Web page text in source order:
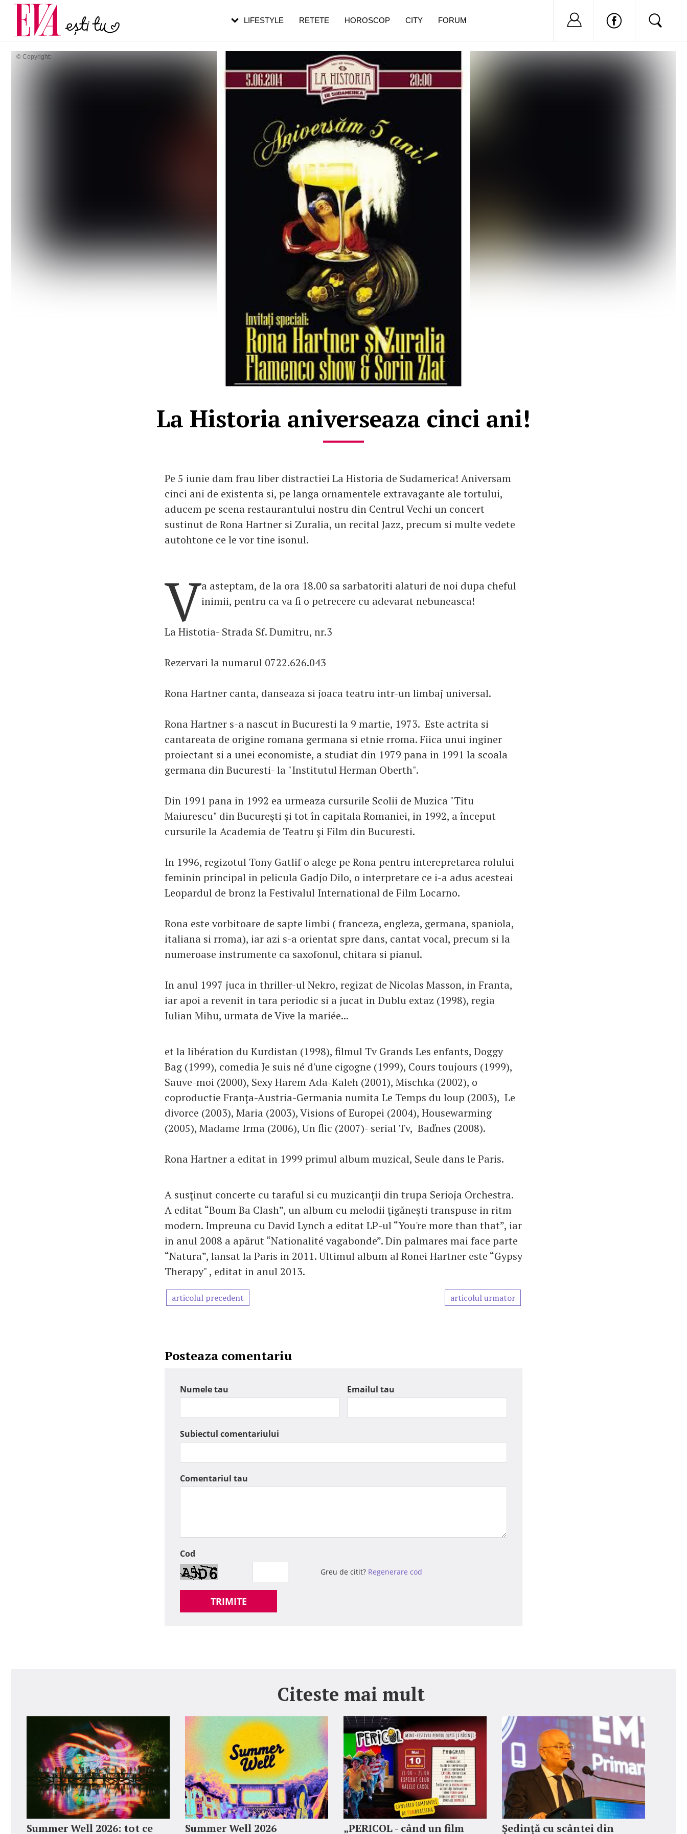
© Copyright:
La Historia aniverseaza cinci ani!
Pe 5 iunie dam frau liber distractiei La Historia de Sudamerica! Aniversam
cinci ani de existenta si, pe langa ornamentele extravagante ale tortului,
aducem pe scena restaurantului nostru din Centrul Vechi un concert
sustinut de Rona Hartner si Zuralia, un recital Jazz, precum si multe vedete
autohtone ce le vor tine isonul.
Va asteptam, de la ora 18.00 sa sarbatoriti alaturi de noi dupa cheful
inimii, pentru ca va fi o petrecere cu adevarat nebuneasca!
La Histotia- Strada Sf. Dumitru, nr.3
Rezervari la numarul 0722.626.043
Rona Hartner canta, danseaza si joaca teatru intr-un limbaj universal.
Rona Hartner s-a nascut in Bucuresti la 9 martie, 1973. Este actrita si
cantareata de origine romana germana si etnie rroma . Fiica unui inginer
proiectant si a unei economiste, a studiat din 1979 pana in 1991 la scoala
germana din Bucuresti- la "Institutul Herman Oberth".
Din 1991 pana in 1992 ea urmeaza cursurile Scolii de Muzica "Titu
Maiurescu" din Bucureşti şi tot în capitala Romaniei, in 1992, a început
cursurile la Academia de Teatru şi Film din Bucuresti.
In 1996, regizotul Tony Gatlif o alege pe Rona pentru interepretarea rolului
feminin principal in pelicula Gadjo Dilo, o interpretare ce i-a adus acesteai
Leopardul de bronz la Festivalul International de Film Locarno.
Rona este vorbitoare de sapte limbi ( franceza, engleza, germana, spaniola,
italiana si rroma), iar azi s-a orientat spre dans, cantat vocal, precum si la
numeroase instrumente ca saxofonul, chitara si pianul.
In anul 1997 juca in thriller-ul Nekro, regizat de Nicolas Masson, in Franta,
iar apoi a revenit in tara periodic si a jucat in Dublu extaz (1998), regia
Iulian Mihu, urmata de Vive la mariée...
et la libération du Kurdistan (1998), filmul Tv Grands Les enfants, Doggy
Bag (1999), comedia Je suis né d'une cigogne (1999), Cours toujours (1999),
Sauve-moi (2000), Sexy Harem Ada-Kaleh (2001), Mischka (2002), o
coproductie Franţa-Austria-Germania numita Le Temps du loup (2003), Le
divorce (2003), Maria (2003), Visions of Europei (2004), Housewarming
(2005), Madame Irma (2006), Un flic (2007)- serial Tv, Baďnes (2008).
Rona Hartner a editat in 1999 primul album muzical, Seule dans le Paris.
A susţinut concerte cu taraful si cu muzicanţii din trupa Serioja Orchestra.
A editat “Boum Ba Clash”, un album cu melodii ţigăneşti transpuse in ritm
modern. Impreuna cu David Lynch a editat LP-ul “You're more than that”, iar
in anul 2008 a apărut “Nationalité vagabonde”. Din palmares mai face parte
“Natura”, lansat la Paris in 2011. Ultimul album al Ronei Hartner este “Gypsy
Therapy" , editat in anul 2013.
articolul precedent articolul urmator
Posteaza comentariu
Numele tau Emailul tau
Subiectul comentariului
Comentariul tau
Cod
Greu de citit? Regenerare cod
TRIMITE
Citeste mai mult
Summer Well 2026: tot ce Summer Well 2026 „PERICOL - când un film Ședință cu scântei din
LIFESTYLE RETETE HOROSCOP CITY FORUM Nu ai cont?
Carieră
Actualitate
pe măsură ce înaintezi în vârstă